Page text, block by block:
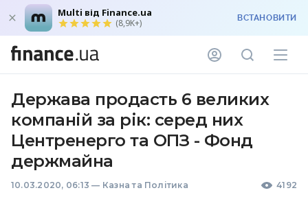
Multi від Finance.ua
(8,9K+) ВСТАНОВИТИ
Держава продасть 6 великих
компаній за рік: серед них
Центренерго та ОПЗ - Фонд
держмайна
10.03.2020, 06:13 — Казна та Політика 4192